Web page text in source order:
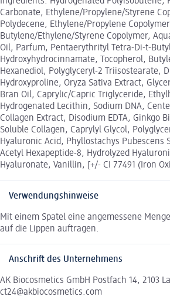
Carbonate, Ethylene/Propylene/Styrene
Polydecene, Ethylene/Propylene
Butylene/Ethylene/Styrene Copolymer,
Oil, Parfum, Pentaerythrityl Tetra-Di-t-
Hydroxyhydrocinnamate, Tocopherol,
Hexanediol, Polyglyceryl-2 Triisostearate,
Hydroxyproline, Oryza Sativa Extract,
Bran Oil, Caprylic/Capric Triglyceride,
Hydrogenated Lecithin, Sodium DNA,
Collagen Extract, Disodium EDTA, Ginkgo
Soluble Collagen, Caprylyl Glycol,
Hyaluronic Acid, Phyllostachys Pubescens
Acetyl Hexapeptide-8, Hydrolyzed
Hyaluronate, Vanillin, [+/- CI 77491 (Iron
Verwendungshinweise
Mit einem Spatel eine angemessene
auf die Lippen auftragen.
Anschrift des Unternehmens
AK Biocosmetics GmbH Postfach 14, 2103
ct24@akbiocosmetics.com